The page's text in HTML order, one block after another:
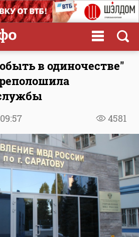
в одиночестве"
4581
09:57